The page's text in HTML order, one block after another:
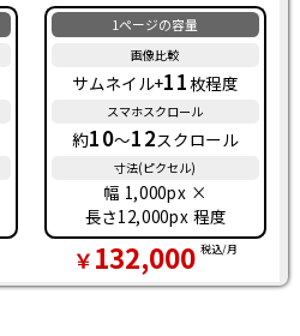
サムネイル+11枚程度
約10～12スクロール
幅 1,000px ×
長さ12,000px 程度
132,000 税込/月